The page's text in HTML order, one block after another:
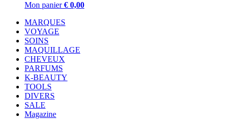
Mon panier € 0,00
MARQUES
VOYAGE
SOINS
MAQUILLAGE
CHEVEUX
PARFUMS
K-BEAUTY
TOOLS
DIVERS
SALE
Magazine